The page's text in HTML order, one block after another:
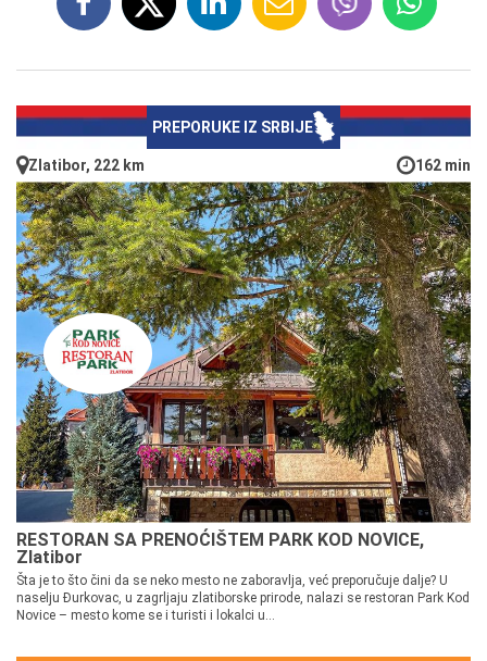
PREPORUKE IZ SRBIJE
Zlatibor, 222 km 162 min
RESTORAN SA PRENOĆIŠTEM PARK KOD NOVICE,
Zlatibor
Šta je to što čini da se neko mesto ne zaboravlja, već preporučuje dalje? U
naselju Đurkovac, u zagrljaju zlatiborske prirode, nalazi se restoran Park Kod
Novice – mesto kome se i turisti i lokalci u...